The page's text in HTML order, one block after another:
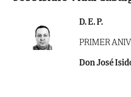
D. E. P.
PRIMER
Don José